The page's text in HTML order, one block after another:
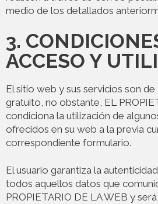
medio de los detallados
3.
ACCESO Y
El sitio web y sus servicios son
gratuito, no obstante, EL
condiciona la utilización de
ofrecidos en su web a la previa
correspondiente formulario.
El usuario garantiza la
todos aquellos datos que
PROPIETARIO DE LA WEB y